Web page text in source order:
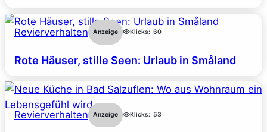
Revierverhalten Anzeige Klicks: 60
Rote Häuser, stille Seen: Urlaub in Småland
Revierverhalten Anzeige Klicks: 53